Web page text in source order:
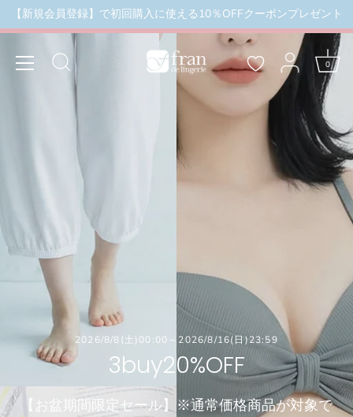
文
セール品除外） ＼3buy20%OFF／ お盆限定セール
【新規会員登録】で初回購入に使える10％OFFクーポンプレゼント
0
2026/8/8(土)00:00～2026/8/16(日)23:59
3buy20%OFF
【お盆期間限定セール】※通常価格商品が対象で
見えることを前提にデザインされたブラ
Compact Line Bra